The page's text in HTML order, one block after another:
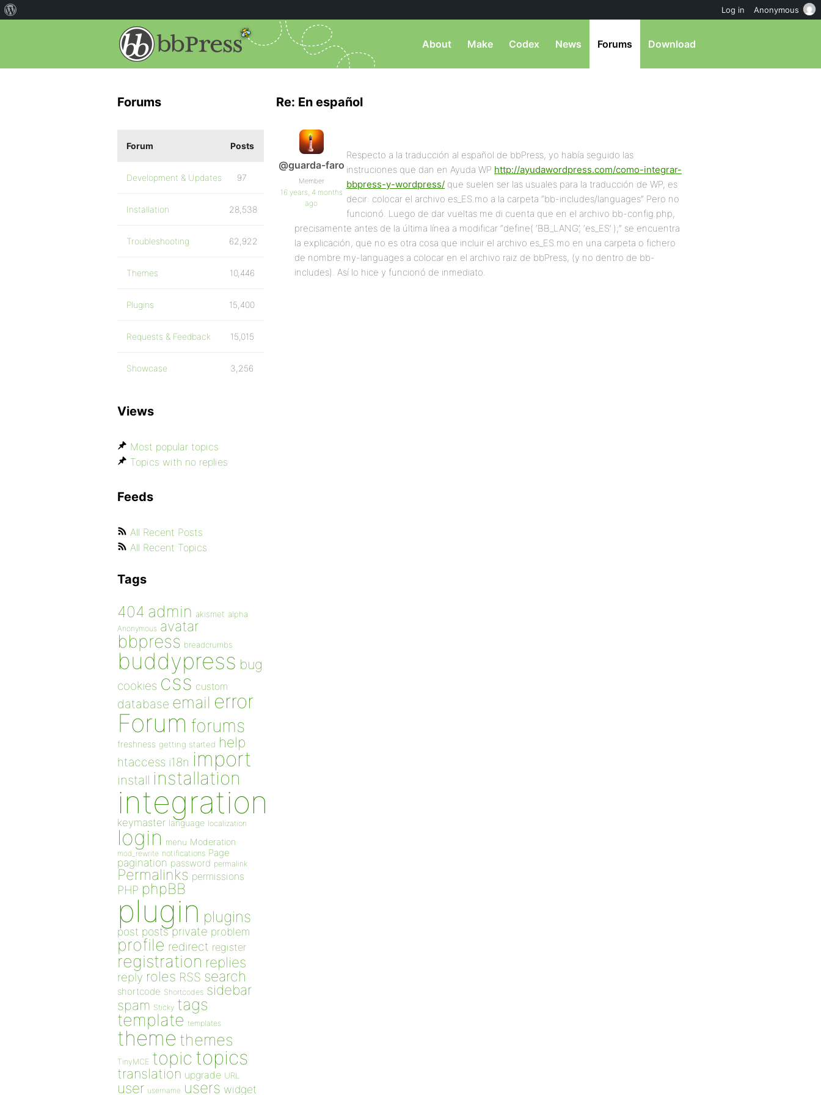
About Make Codex News Forums Download
Re: En español
@guarda-faro
Member
16 years, 4 months
ago
Respecto a la traducción al español de bbPress, yo había seguido las
instruciones que dan en Ayuda WP http://ayudawordpress.com/como-integrar-
bbpress-y-wordpress/ que suelen ser las usuales para la traducción de WP, es
decir: colocar el archivo es_ES.mo a la carpeta “bb-includes/languages” Pero no
funcionó. Luego de dar vueltas me di cuenta que en el archivo bb-config.php,
precisamente antes de la última línea a modificar “define( ‘BB_LANG’, ‘es_ES’ );” se encuentra
la explicación, que no es otra cosa que incluir el archivo es_ES.mo en una carpeta o fichero
de nombre my-languages a colocar en el archivo raiz de bbPress, (y no dentro de bb-
includes). Así lo hice y funcionó de inmediato.
Forums
Forum Posts
Development & Updates 97
Installation 28,538
Troubleshooting 62,922
Themes 10,446
Plugins 15,400
Requests & Feedback 15,015
Showcase 3,256
Views
Most popular topics
Topics with no replies
Feeds
All Recent Posts
All Recent Topics
Tags
404 admin akismet alpha
Anonymous avatar
bbpress breadcrumbs
buddypress bug
cookies css custom
database email error
Forum forums
freshness getting started help
htaccess i18n import
install installation
integration
keymaster language localization
login menu Moderation
mod_rewrite notifications Page
pagination password permalink
Permalinks permissions
PHP phpBB
plugin plugins
post posts private problem
profile redirect register
registration replies
reply roles RSS search
shortcode Shortcodes sidebar
spam Sticky tags
template templates
theme themes
TinyMCE topic topics
translation upgrade URL
user username users widget
Log in Anonymous